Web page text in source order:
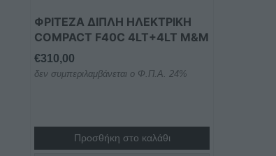
ΦΡΙΤΕΖΑ ΔΙΠΛΗ ΗΛΕΚΤΡΙΚΗ
COMPACT F40C 4LT+4LT Μ&Μ
€310,00
δεν συμπεριλαμβάνεται ο Φ.Π.Α. 24%
Προσθήκη στο καλάθι